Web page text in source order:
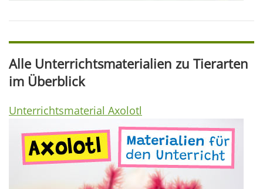
Alle Unterrichtsmaterialien zu Tierarten
im Überblick
Unterrichtsmaterial Axolotl